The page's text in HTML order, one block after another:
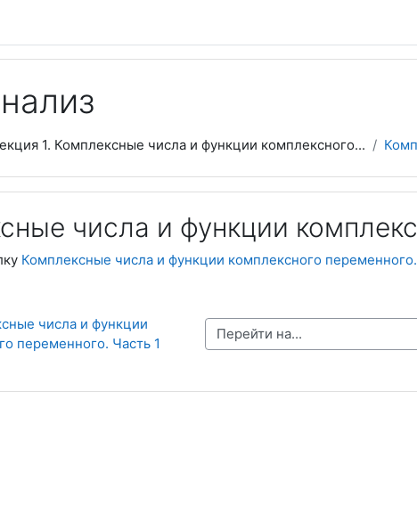
1. Комплексные числа и функции комплексного...
числа и функции
Комплексные числа и функции комплексного
числа и функции
переменного. Часть 1
Перейти на...